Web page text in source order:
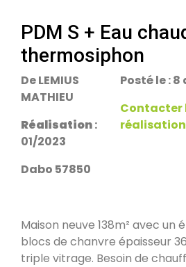
Rans 39700
PDM Yoloxalis
Schweighouse-
Oxalibre L
PDM modèle S
PDM S + Eau
thermosiphon
De LEMIUS
MATHIEU
Réalisation:
01/2023
Dabo 57850
Posté le :
Contacter
réalisation
Maison neuve 138m² avec un
blocs de chanvre épaisseur
triple vitrage. Besoin de